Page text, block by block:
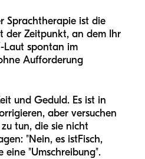
Sprachtherapie ist die
der Zeitpunkt, an dem Ihr
spontan im
Aufforderung
und Geduld. Es ist in
aber versuchen
tun, die sie nicht
"Nein, es istFisch,
eine "Umschreibung".